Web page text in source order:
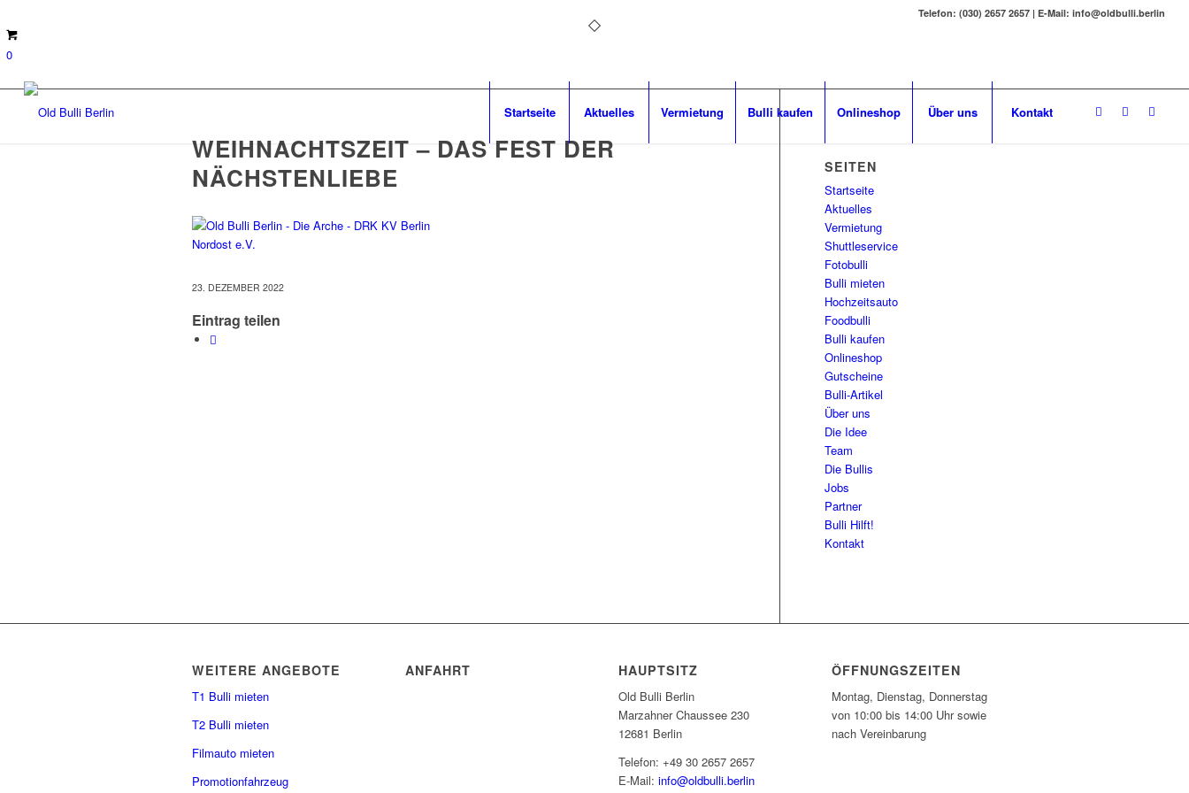
Telefon: (030) 2657 2657 | E-Mail: info@oldbulli.berlin
0
Startseite Aktuelles Vermietung Bulli kaufen Onlineshop Über uns Kontakt
WEIHNACHTSZEIT – DAS FEST DER
NÄCHSTENLIEBE
23. DEZEMBER 2022
Eintrag teilen
SEITEN
Startseite
Aktuelles
Vermietung
Shuttleservice
Fotobulli
Bulli mieten
Hochzeitsauto
Foodbulli
Bulli kaufen
Onlineshop
Gutscheine
Bulli-Artikel
Über uns
Die Idee
Team
Die Bullis
Jobs
Partner
Bulli Hilft!
Kontakt
WEITERE ANGEBOTE
T1 Bulli mieten
T2 Bulli mieten
Filmauto mieten
Promotionfahrzeug
ANFAHRT HAUPTSITZ
Old Bulli Berlin
Marzahner Chaussee 230
12681 Berlin
Telefon: +49 30 2657 2657
E-Mail:info@oldbulli.berlin
ÖFFNUNGSZEITEN
Montag, Dienstag, Donnerstag
von 10:00 bis 14:00 Uhr sowie
nach Vereinbarung